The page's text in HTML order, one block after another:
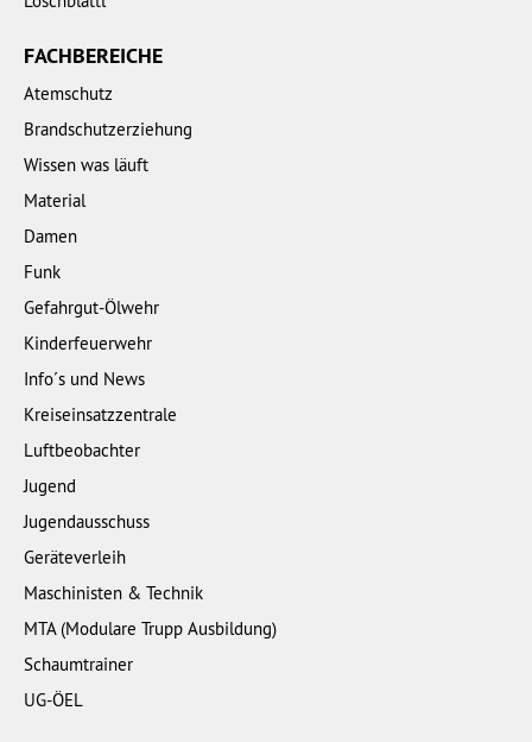
FACHBEREICHE
Atemschutz
Brandschutzerziehung
Wissen was läuft
Material
Damen
Funk
Gefahrgut-Ölwehr
Kinderfeuerwehr
Info´s und News
Kreiseinsatzzentrale
Luftbeobachter
Jugend
Jugendausschuss
Geräteverleih
Maschinisten & Technik
MTA (Modulare Trupp Ausbildung)
Schaumtrainer
UG-ÖEL